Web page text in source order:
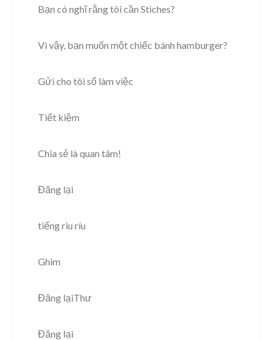
Bạn có nghĩ rằng tôi cần Stiches?
Vì vậy, bạn muốn một chiếc bánh hamburger?
Gửi cho tôi sổ làm việc
Tiết kiệm
Chia sẻ là quan tâm!
Đăng lại
tiếng riu ríu
Ghim
Đăng lạiThư
Đăng lại